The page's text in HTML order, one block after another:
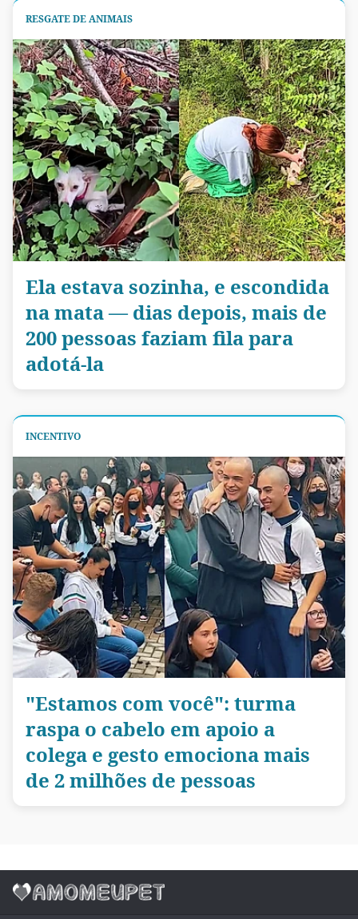
RESGATE DE ANIMAIS
Ela estava sozinha, e escondida
na mata — dias depois, mais de
200 pessoas faziam fila para
adotá-la
INCENTIVO
"Estamos com você": turma
raspa o cabelo em apoio a
colega e gesto emociona mais
de 2 milhões de pessoas